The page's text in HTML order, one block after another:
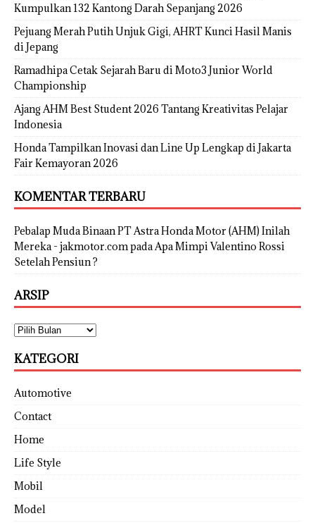
Kumpulkan 132 Kantong Darah Sepanjang 2026
Pejuang Merah Putih Unjuk Gigi, AHRT Kunci Hasil Manis
di Jepang
Ramadhipa Cetak Sejarah Baru di Moto3 Junior World
Championship
Ajang AHM Best Student 2026 Tantang Kreativitas Pelajar
Indonesia
Honda Tampilkan Inovasi dan Line Up Lengkap di Jakarta
Fair Kemayoran 2026
KOMENTAR TERBARU
Pebalap Muda Binaan PT Astra Honda Motor (AHM) Inilah
Mereka - jakmotor.compada Apa Mimpi Valentino Rossi
Setelah Pensiun ?
ARSIP
KATEGORI
Automotive
Contact
Home
Life Style
Mobil
Model